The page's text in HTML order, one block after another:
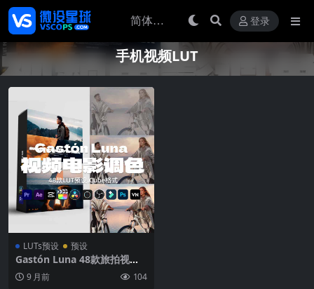
登录
手机视频LUT
LUTs预设 预设
Gastón Luna 48款旅拍视频
电影调色LUT预设专业兼容达
芬奇PR预设GL Signature LU
9 月前 104